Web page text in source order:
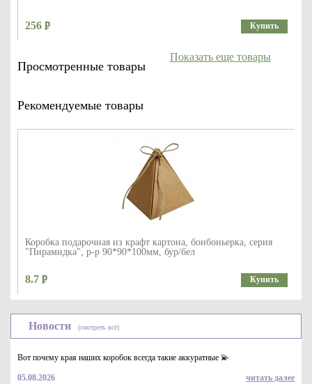
256 Купить
Просмотренные товары
Рекомендуемые товары
Коробка подарочная из крафт картона, бонбоньерка, серия
"Пирамидка", р-р 90*90*100мм, бур/бел
8.7 Купить
Показать еще товары
Новости (смотреть всё)
Вот почему края наших коробок всегда такие аккуратные 💫
05.08.2026
читать далее